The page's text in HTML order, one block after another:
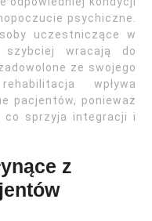
psychiczne.
uczestniczące w
szybciej wracają do
ze swojego
wpływa
pacjentów, ponieważ
co sprzyja integracji i
z